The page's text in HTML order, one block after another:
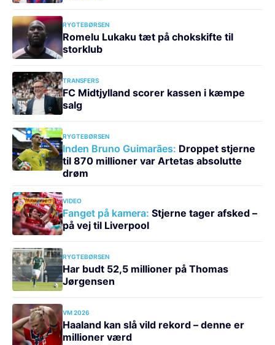
RYGTEBØRSEN
Romelu Lukaku tæt på chokskifte til
storklub
TRANSFERS
FC Midtjylland scorer kassen i kæmpe
salg
RYGTEBØRSEN
Inden Bruno Guimarães: Droppet stjerne
til 870 millioner var Artetas absolutte
drøm
VIDEO
Fanget på kamera: Stjerne tager afsked –
på vej til Liverpool
RYGTEBØRSEN
Har budt 52,5 millioner på Thomas
Jørgensen
VM 2026
Haaland kan slå vild rekord – denne er
millioner værd